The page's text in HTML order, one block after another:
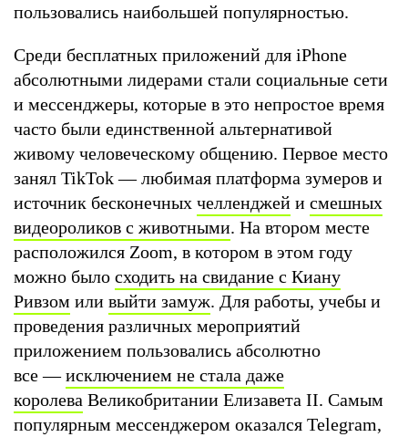
пользовались наибольшей популярностью.
Среди бесплатных приложений для iPhone
абсолютными лидерами стали социальные сети
и мессенджеры, которые в это непростое время
часто были единственной альтернативой
живому человеческому общению. Первое место
занял TikTok — любимая платформа зумеров и
источник бесконечных челленджей и смешных
видеороликов с животными. На втором месте
расположился Zoom, в котором в этом году
можно было сходить на свидание с Киану
Ривзом или выйти замуж. Для работы, учебы и
проведения различных мероприятий
приложением пользовались абсолютно
все —исключением не стала даже
королева Великобритании Елизавета II. Самым
популярным мессенджером оказался Telegram,